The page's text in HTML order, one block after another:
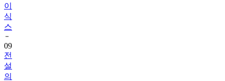
이
식
스
09
전
설
의